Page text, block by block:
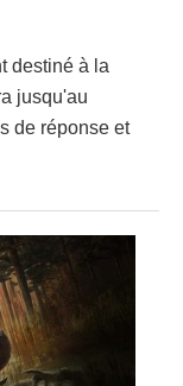
destiné à la
jusqu'au
de réponse et